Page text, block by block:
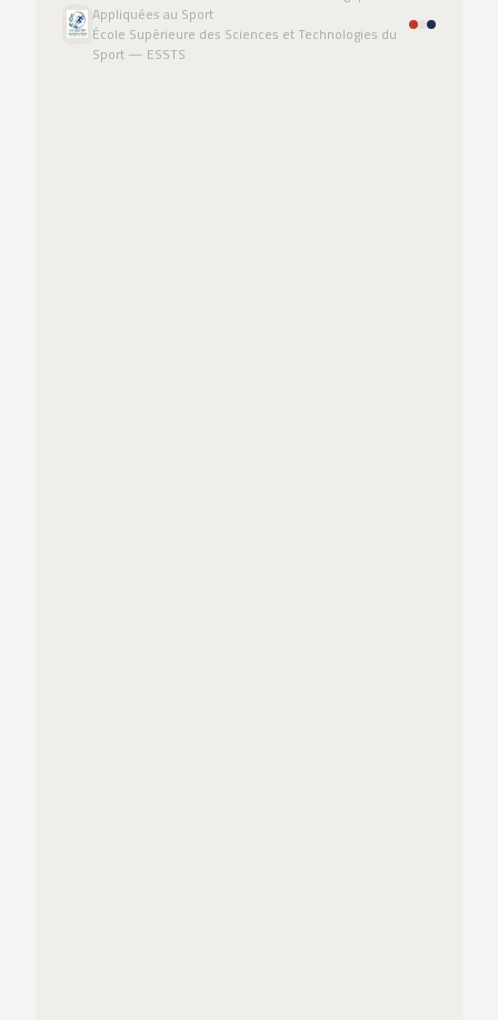
Appliquées au Sport
École Supérieure des Sciences et Technologies du
Sport — ESSTS